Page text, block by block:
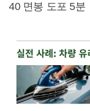
40 면봉 도포 5